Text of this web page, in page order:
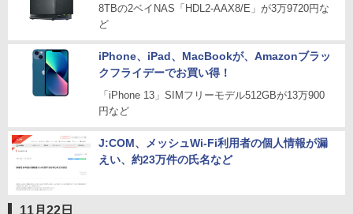
8TBの2ベイNAS「HDL2-AAX8/E」が3万9720円な
ど
iPhone、iPad、MacBookが、Amazonブラッ
クフライデーでお買い得！
「iPhone 13」SIMフリーモデル512GBが13万900
円など
J:COM、メッシュWi-Fi利用者の個人情報が漏
えい、約23万件の氏名など
11月22日